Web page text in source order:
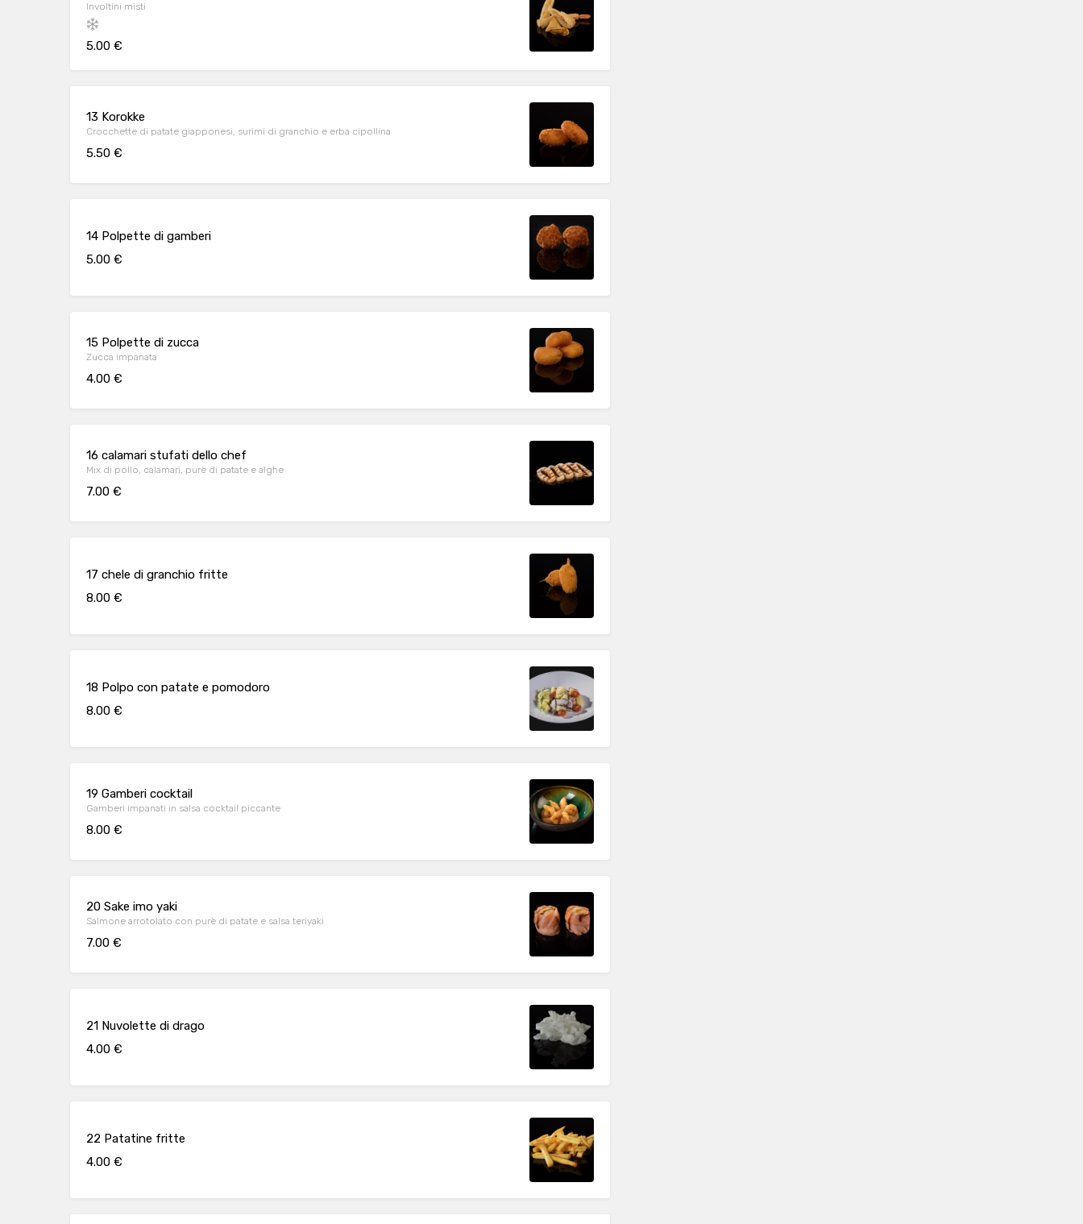
Involtini misti
5.00 €
13 Korokke
Crocchette di patate giapponesi, surimi di granchio e erba cipollina
5.50 €
14 Polpette di gamberi
5.00 €
15 Polpette di zucca
Zucca impanata
4.00 €
16 calamari stufati dello chef
Mix di pollo, calamari, purè di patate e alghe
7.00 €
17 chele di granchio fritte
8.00 €
18 Polpo con patate e pomodoro
8.00 €
19 Gamberi cocktail
Gamberi impanati in salsa cocktail piccante
8.00 €
20 Sake imo yaki
Salmone arrotolato con purè di patate e salsa teriyaki
7.00 €
21 Nuvolette di drago
4.00 €
22 Patatine fritte
4.00 €